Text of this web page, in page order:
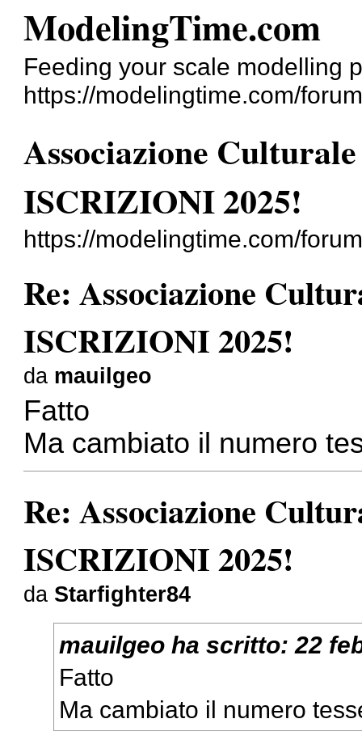
ModelingTime.com
Feeding your scale modelling
https://modelingtime.com/
Associazione
ISCRIZIONI 2025!
https://modelingtime.com/
Re: Associazione
ISCRIZIONI 2025!
da mauilgeo
Fatto
Ma cambiato il numero
Re: Associazione
ISCRIZIONI 2025!
da Starfighter84
mauilgeo ha scritto:22
Fatto
Ma cambiato il numero